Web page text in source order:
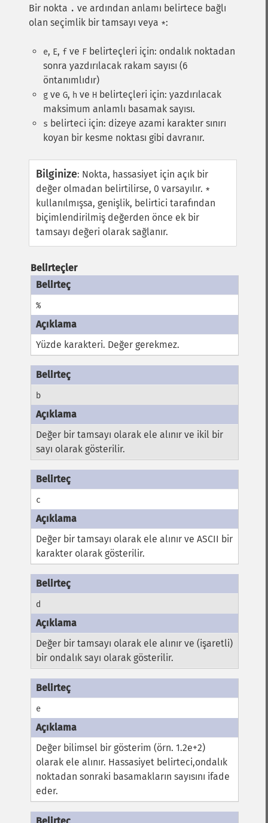
Bir nokta . ve ardından anlamı belirtece bağlı
olan seçimlik bir tamsayı veya *:
e, E, f ve F belirteçleri için: ondalık noktadan
sonra yazdırılacak rakam sayısı (6
öntanımlıdır)
g ve G, h ve H belirteçleri için: yazdırılacak
maksimum anlamlı basamak sayısı.
s belirteci için: dizeye azami karakter sınırı
koyan bir kesme noktası gibi davranır.
Bilginize: Nokta, hassasiyet için açık bir
değer olmadan belirtilirse, 0 varsayılır. *
kullanılmışsa, genişlik, belirtici tarafından
biçimlendirilmiş değerden önce ek bir
tamsayı değeri olarak sağlanır.
Belirteçler
%
Yüzde karakteri. Değer gerekmez.
b
Değer bir tamsayı olarak ele alınır ve ikil bir
sayı olarak gösterilir.
c
Değer bir tamsayı olarak ele alınır ve ASCII bir
karakter olarak gösterilir.
d
Değer bir tamsayı olarak ele alınır ve (işaretli)
bir ondalık sayı olarak gösterilir.
e
Değer bilimsel bir gösterim (örn. 1.2e+2)
olarak ele alınır. Hassasiyet belirteci,ondalık
noktadan sonraki basamakların sayısını ifade
eder.